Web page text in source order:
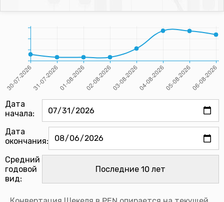
Дата
начала:
Дата
окончания:
Средний
годовой
вид: